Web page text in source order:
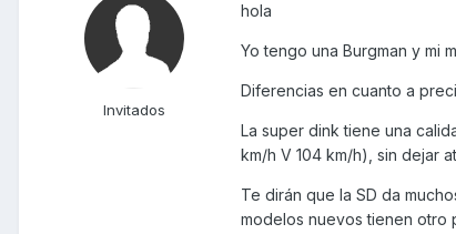
Invitados
hola
Yo tengo una Burgman y mi
Diferencias en cuanto a
La super dink tiene una
km/h V 104 km/h), sin dejar
Te dirán que la SD da
modelos nuevos tienen otro